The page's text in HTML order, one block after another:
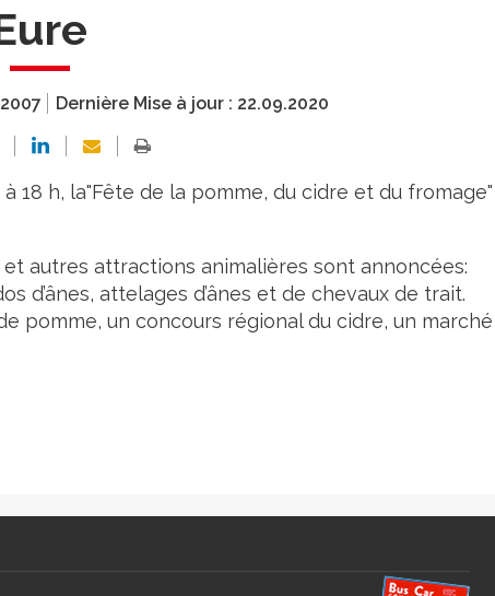
Dernière Mise à jour : 22.09.2020
18 h, la"Fête de la pomme, du cidre et du fromage"
autres attractions animalières sont annoncées:
d’ânes, attelages d’ânes et de chevaux de trait.
pomme, un concours régional du cidre, un marché